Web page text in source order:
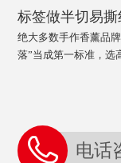
标签做半切易
绝大多数手作香薰品
落”当成第一标准，选
电话